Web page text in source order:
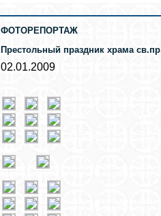
ФОТОРЕПОРТАЖ
Престольный праздник храма
02.01.2009